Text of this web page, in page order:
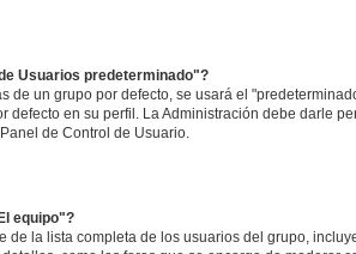
Usuarios predeterminado"?
de un grupo por defecto, se usará el
defecto en su perfil. La Administración debe darle
de Control de Usuario.
equipo"?
de la lista completa de los usuarios del grupo,